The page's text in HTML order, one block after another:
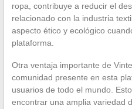
ropa, contribuye a reducir el
relacionado con la industria
aspecto ético y ecológico
plataforma.
Otra ventaja importante de
comunidad presente en esta
usuarios de todo el mundo.
encontrar una amplia variedad